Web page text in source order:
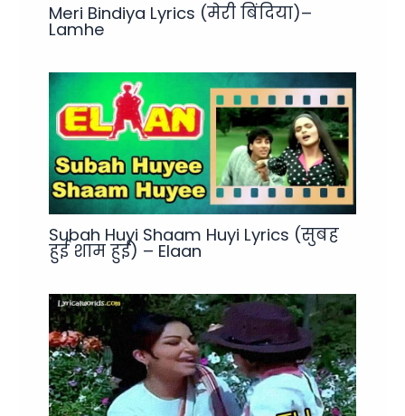
Meri Bindiya Lyrics (मेरी बिंदिया)–
Lamhe
Subah Huyi Shaam Huyi Lyrics (सुबह
हुई शाम हुई) – Elaan